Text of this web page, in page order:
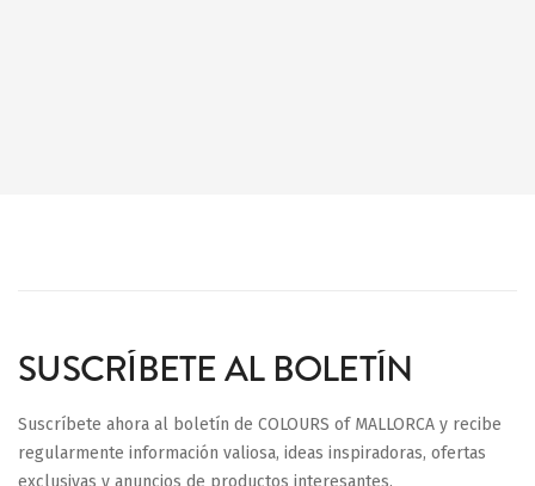
SUSCRÍBETE AL BOLETÍN
Suscríbete ahora al boletín de COLOURS of MALLORCA y recibe
regularmente información valiosa, ideas inspiradoras, ofertas
exclusivas y anuncios de productos interesantes.